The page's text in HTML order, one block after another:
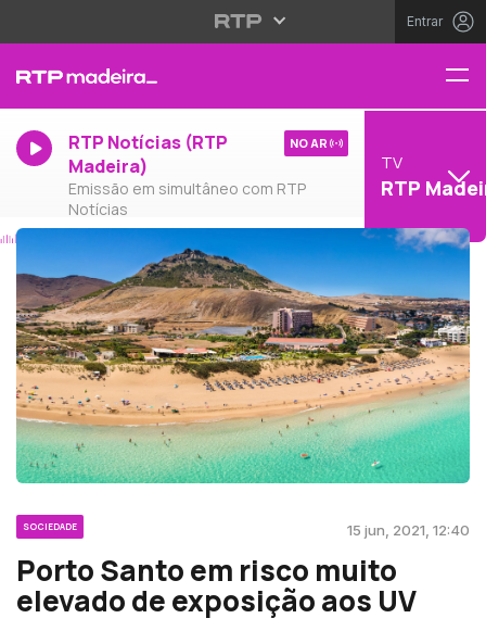
Entrar
RTP Notícias (RTP
Madeira)
Emissão em simultâneo com RTP
Notícias
NO AR
TV
RTP
SOCIEDADE 15 jun, 2021, 12:40
Porto Santo em risco muito
elevado de exposição aos UV